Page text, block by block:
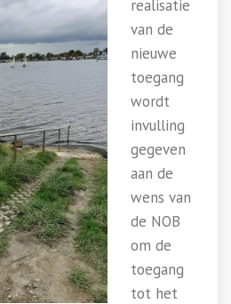
realisatie
van de
nieuwe
toegang
wordt
invulling
gegeven
aan de
wens van
de NOB
om de
toegang
tot het